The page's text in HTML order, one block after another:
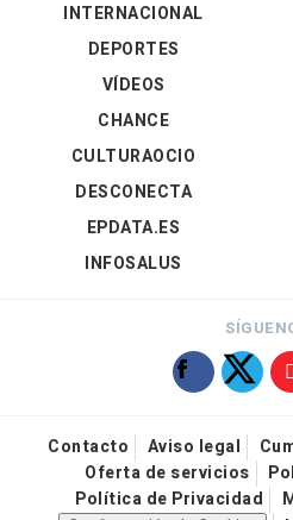
INTERNACIONAL
DEPORTES
VÍDEOS
CHANCE
CULTURAOCIO
DESCONECTA
EPDATA.ES
INFOSALUS
Contacto Aviso legal
Oferta de servicios
Política de Privacidad